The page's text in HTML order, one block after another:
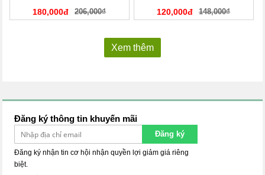
180,000đ 206,000₫ 120,000đ 148,000₫
Xem thêm
Đăng ký thông tin khuyến mãi
Đăng ký
Đăng ký nhận tin cơ hội nhận quyền lợi giảm giá riêng
biệt.